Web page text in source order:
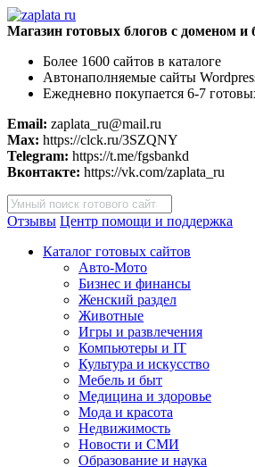
Магазин готовых блогов с доменом и
Более 1600 сайтов в каталоге
Автонаполняемые сайты
Ежедневно покупается 6-7
Email: zaplata_ru@mail.ru
Max: https://clck.ru/3SZQNY
Telegram: https://t.me/fgsbankd
Вконтакте: https://vk.com/zaplata_ru
Поиск
товаров
Отзывы Центр помощи и поддержка
Каталог готовых сайтов
Авто-Мото
Бизнес и финансы
Женский раздел
Животные
Игры и развлечения
Компьютеры и IT
Культура и искусство
Мебель и быт
Медицина и здоровье
Мода и красота
Недвижимость
Новости и СМИ
Образование и наука